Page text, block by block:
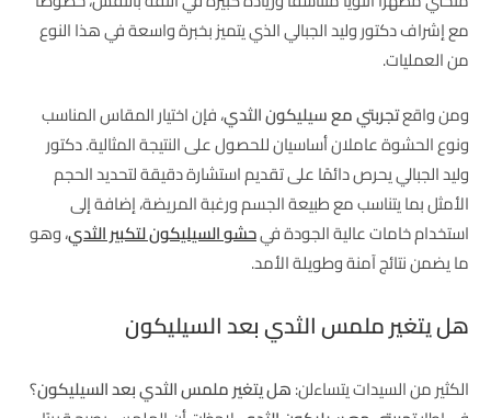
مع إشراف دكتور وليد الجبالي الذي يتميز بخبرة واسعة في هذا النوع
من العمليات.
ومن واقعتجربتي مع سيليكون الثدي، فإن اختيار المقاس المناسب
ونوع الحشوة عاملان أساسيان للحصول على النتيجة المثالية. دكتور
وليد الجبالي يحرص دائمًا على تقديم استشارة دقيقة لتحديد الحجم
الأمثل بما يتناسب مع طبيعة الجسم ورغبة المريضة، إضافة إلى
استخدام خامات عالية الجودة فيحشو السيليكون لتكبير الثدي، وهو
ما يضمن نتائج آمنة وطويلة الأمد.
هل يتغير ملمس الثدي بعد السيليكون
الكثير من السيدات يتساءلن:هل يتغير ملمس الثدي بعد السيليكون؟